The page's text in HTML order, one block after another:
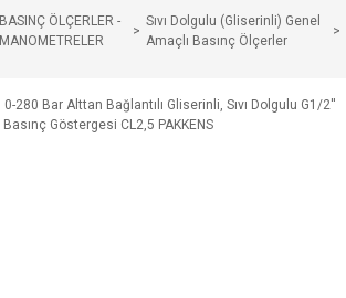
BASINÇ ÖLÇERLER -
MANOMETRELER
Sıvı Dolgulu (Gliserinli) Genel
Amaçlı Basınç Ölçerler